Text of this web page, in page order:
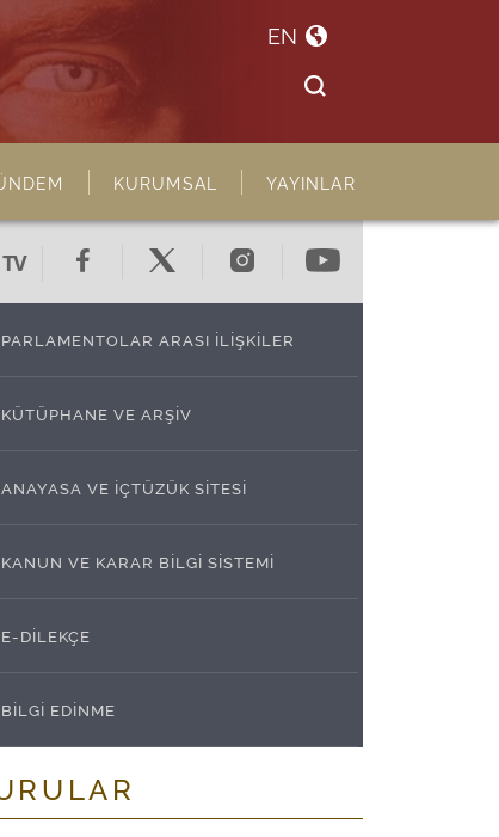
EN
KURUMSAL YAYINLAR
PARLAMENTOLAR ARASI İLİŞKİLER
KÜTÜPHANE VE ARŞİV
ANAYASA VE İÇTÜZÜK SİTESİ
KANUN VE KARAR BİLGİ SİSTEMİ
E-DİLEKÇE
BİLGİ EDİNME